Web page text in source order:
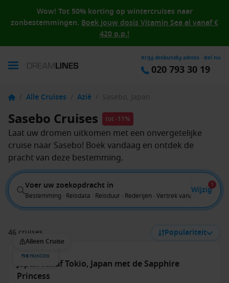
Wow! Tot 50% korting op wintercruises naar
zonbestemmingen. Boek jouw dosis Vitamin Sea al vanaf €
420 p.p.!
Krijg deskundig advies - Bel nu
020 793 30 19
/ Alle Cruises / Azië / Sasebo, Japan
Sasebo Cruises tot -11%
Laat uw dromen uitkomen met een onvergetelijke
cruise naar Sasebo! Boek vandaag en ontdek de
pracht van deze bestemming.
Voer uw zoekopdracht in
Bestemming · Reisdata · Reisduur · Rederijen · Vertrek vanaf
Wijzig
1
46 cruises Populariteit
Alleen Cruise
Japan vanaf Tokio, Japan met de Sapphire
Princess